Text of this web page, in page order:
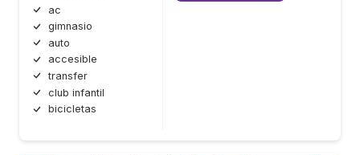
ac
gimnasio
auto
accesible
transfer
club infantil
bicicletas